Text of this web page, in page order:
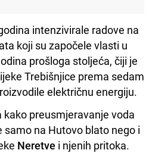
intenzivirale radove na
koji su započele vlasti u
prošloga stoljeća, čiji je
Trebišnjice prema sedam
električnu energiju.
preusmjeravanje voda
na Hutovo blato nego i
Neretve i njenih pritoka.